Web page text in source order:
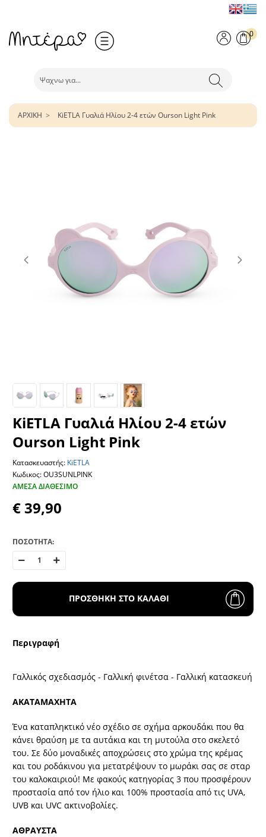
0
ΑΡΧΙΚΗ KiETLA Γυαλιά Ηλίου 2-4 ετών Ourson Light Pink
KiETLA Γυαλιά Ηλίου 2-4 ετών
Ourson Light Pink
Κατασκευαστής: KiETLA
Κωδικος: OU3SUNLPINK
ΆΜΕΣΑ ΔΙΑΘΈΣΙΜΟ
€ 39,90
ΠΟΣΟΤΗΤΑ:
ΠΡΟΣΘΗΚΗ ΣΤΟ ΚΑΛΑΘΙ
Περιγραφή
Γαλλικός σχεδιασμός - Γαλλική φινέτσα - Γαλλική κατασκευή
ΑΚΑΤΑΜΑΧΗΤΑ
Ένα καταπληκτικό νέο σχέδιο σε σχήμα αρκουδάκι που θα
κάνει θραύση με τα αυτάκια και τη μυτούλα στο σκελετό
του. Σε δύο μοναδικές αποχρώσεις στο χρώμα της κρέμας
και του ροδάκινου για μετατρέψουν το μωράκι σας σε σταρ
του καλοκαιριού! Με φακούς κατηγορίας 3 που προσφέρουν
προστασία από τον ήλιο και 100% προστασία από τις UVA,
UVB και UVC ακτινοβολίες.
ΑΘΡΑΥΣΤΑ